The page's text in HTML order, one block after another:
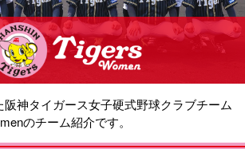
神タイガース女子硬式野球クラブチーム
のチーム紹介です。